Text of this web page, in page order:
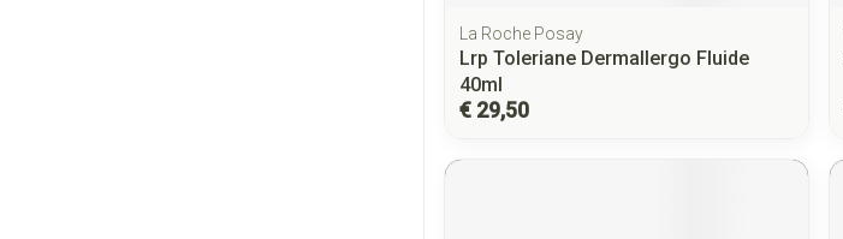
La Roche Posay
Lrp Toleriane Dermallergo Fluide
40ml
€ 29,50